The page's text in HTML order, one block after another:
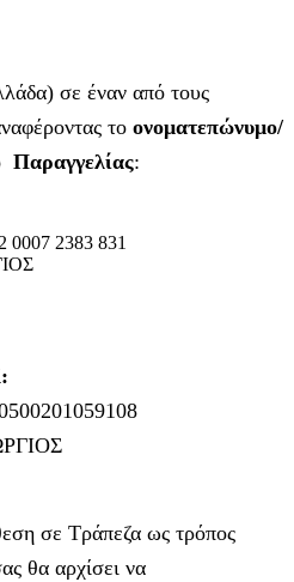
σε έναν από τους
το ονοματεπώνυμο/
Παραγγελίας:
0007 2383 831
σε Τράπεζα ως τρόπος
θα αρχίσει να